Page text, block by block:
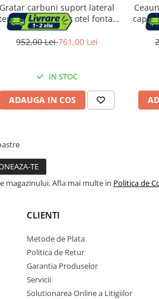
Gratar carbuni suport lateral
capac otel fonta,
115x60x108 cm, robust, negru
952,00 Lei761,00 Lei
IN STOC
ADAUGA IN COS
aer
magazinului. Afla mai multe in Politica de
CLIENTI
Metode de Plata
Politica de Retur
Garantia Produselor
Servicii
Solutionarea Online a Litigiilor